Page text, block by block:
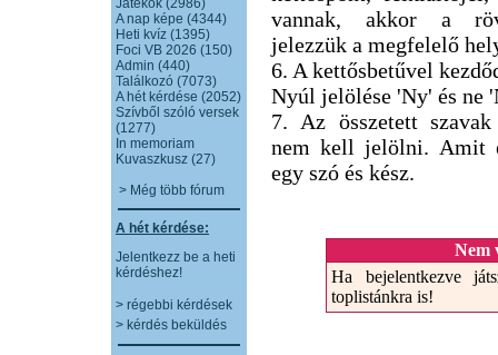
Játékok (2986)
A nap képe (4344)
Heti kvíz (1395)
Foci VB 2026 (150)
Admin (440)
Találkozó (7073)
A hét kérdése (2052)
Szívből szóló versek
(1277)
In memoriam
Kuvaszkusz (27)
> Még több fórum
A hét kérdése:
Jelentkezz be a heti
kérdéshez!
> régebbi kérdések
> kérdés beküldés
vannak, akkor a
jelezzük a megfelelő
6. A kettősbetűvel
Nyúl jelölése 'Ny' és ne
7. Az összetett
nem kell jelölni. Amit
egy szó és kész.
Nem
Ha bejelentkezve
toplistánkra is!